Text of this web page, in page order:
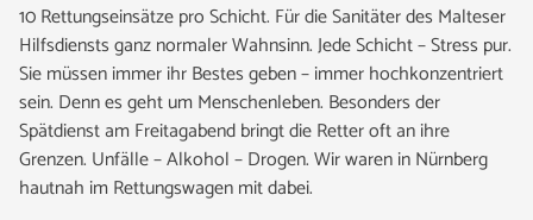
10 Rettungseinsätze pro Schicht. Für die Sanitäter des Malteser
Hilfsdiensts ganz normaler Wahnsinn. Jede Schicht – Stress pur.
Sie müssen immer ihr Bestes geben – immer hochkonzentriert
sein. Denn es geht um Menschenleben. Besonders der
Spätdienst am Freitagabend bringt die Retter oft an ihre
Grenzen. Unfälle – Alkohol – Drogen. Wir waren in Nürnberg
hautnah im Rettungswagen mit dabei.